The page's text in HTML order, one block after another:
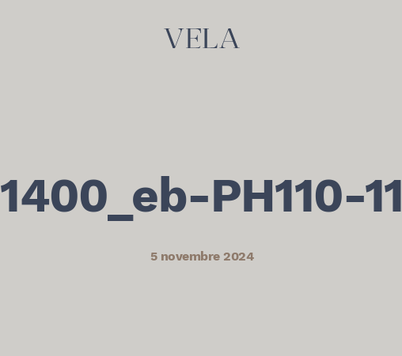
1400_eb-PH110-11
5 novembre 2024